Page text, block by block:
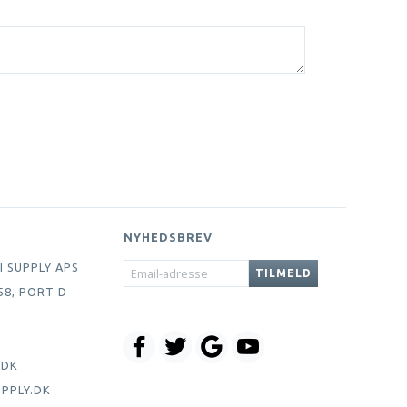
SUPPLY APS
PORT D
NYHEDSBREV
EMAIL-
ADRESSE
TILMELD